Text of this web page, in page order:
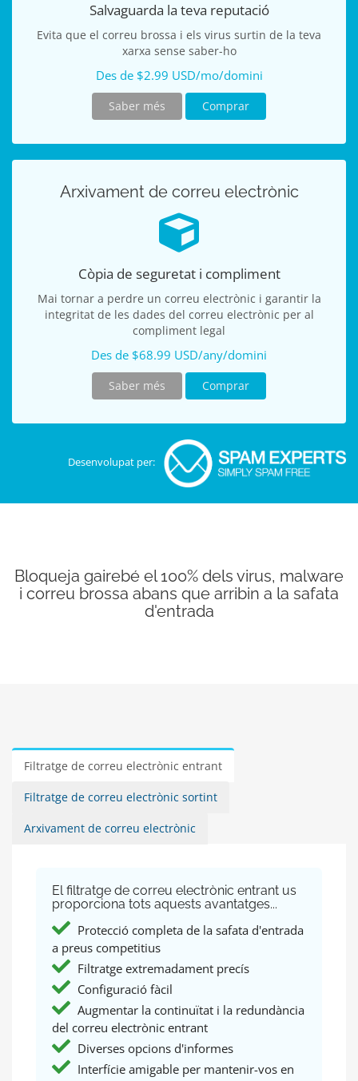
Salvaguarda la teva reputació
Evita que el correu brossa i els virus surtin de la teva
xarxa sense saber-ho
Des de $2.99 USD/mo/domini
Saber més Comprar
Arxivament de correu electrònic
Còpia de seguretat i compliment
Mai tornar a perdre un correu electrònic i garantir la
integritat de les dades del correu electrònic per al
compliment legal
Des de $68.99 USD/any/domini
Saber més Comprar
Desenvolupat per:
Bloqueja gairebé el 100% dels virus, malware
i correu brossa abans que arribin a la safata
d'entrada
Filtratge de correu electrònic entrant
Filtratge de correu electrònic sortint
Arxivament de correu electrònic
El filtratge de correu electrònic entrant us
proporciona tots aquests avantatges...
Protecció completa de la safata d'entrada
a preus competitius
Filtratge extremadament precís
Configuració fàcil
Augmentar la continuïtat i la redundància
del correu electrònic entrant
Diverses opcions d'informes
Interfície amigable per mantenir-vos en